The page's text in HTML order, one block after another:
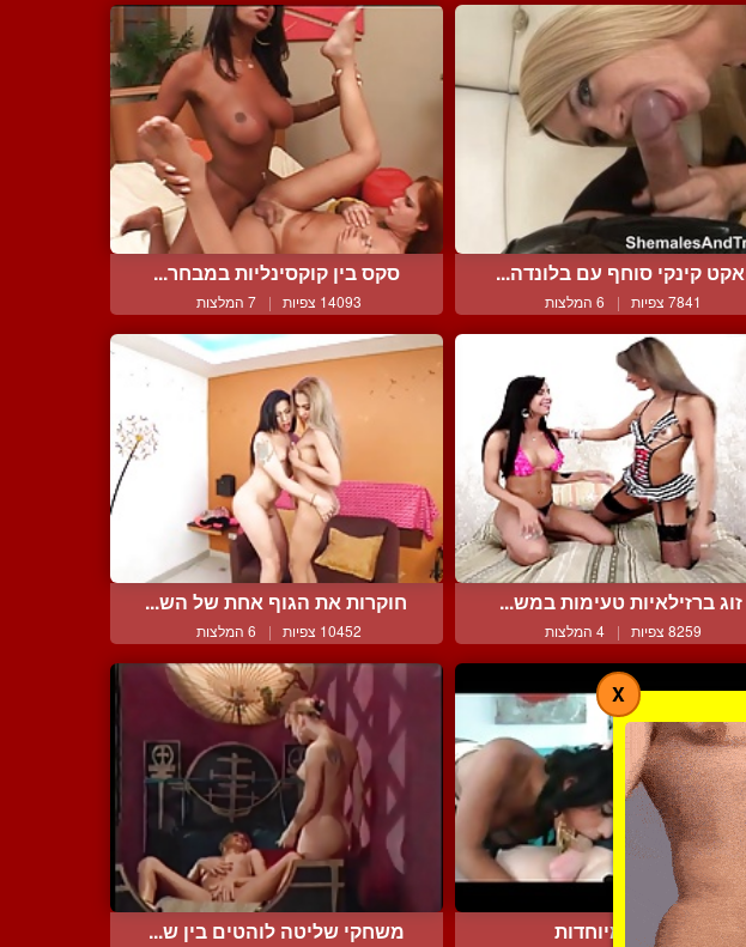
אקט קינקי סוחף עם בלונדה...
7841 צפיות | 6 המלצות
סקס בין קוקסינליות במבחר...
14093 צפיות | 7 המלצות
זוג ברזילאיות טעימות במש...
8259 צפיות | 4 המלצות
חוקרות את הגוף אחת של הש...
10452 צפיות | 6 המלצות
בקשות מיוחדות משחקי שליטה לוהטים בין ש...
X